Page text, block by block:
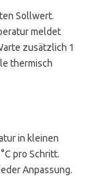
Sollwert.
meldet
zusätzlich 1
thermisch
in kleinen
pro Schritt.
Anpassung.